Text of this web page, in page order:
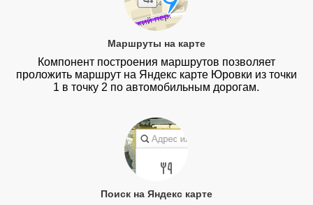
Маршруты на карте
Компонент построения маршрутов позволяет
проложить маршрут на Яндекс карте Юровки из точки
1 в точку 2 по автомобильным дорогам.
Поиск на Яндекс карте